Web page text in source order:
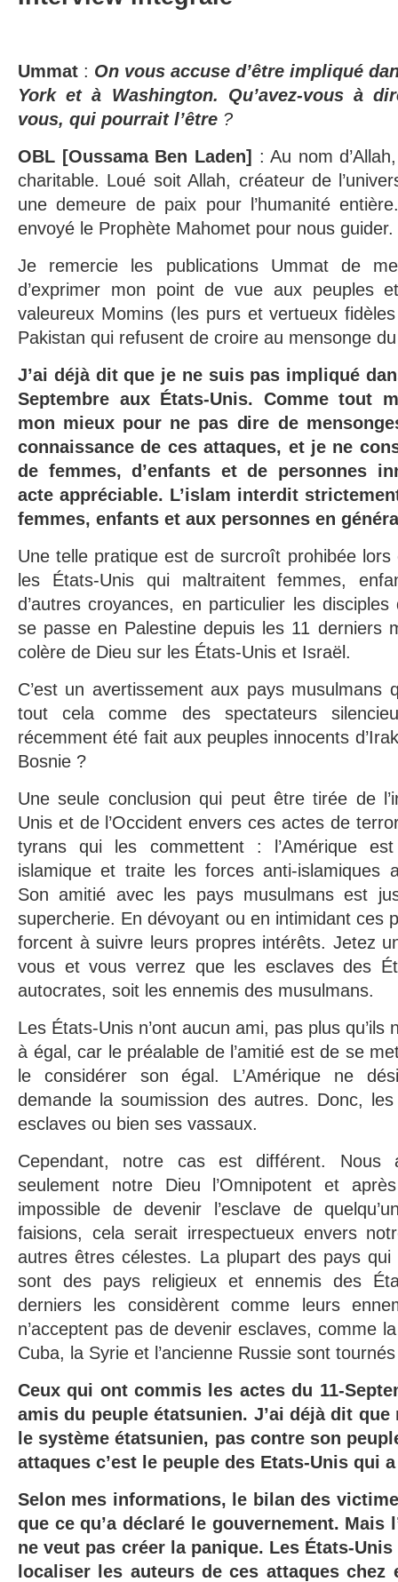
Ummat : On vous accuse d’être impliqué
York et à Washington. Qu’avez-vous à
vous, qui pourrait l’être ?
OBL [Oussama Ben Laden] : Au nom
charitable. Loué soit Allah, créateur de
une demeure de paix pour l’humanité
envoyé le Prophète Mahomet pour nous guider.
Je remercie les publications Ummat de me
d’exprimer mon point de vue aux peuples
valeureux Momins (les purs et vertueux
Pakistan qui refusent de croire au mensonge
J’ai déjà dit que je ne suis pas impliqué
Septembre aux États-Unis. Comme tout
mon mieux pour ne pas dire de
connaissance de ces attaques, et je ne
de femmes, d’enfants et de personnes
acte appréciable. L’islam interdit
femmes, enfants et aux personnes en
Une telle pratique est de surcroît prohibée lors
les États-Unis qui maltraitent femmes,
d’autres croyances, en particulier les disciples
se passe en Palestine depuis les 11 derniers
colère de Dieu sur les États-Unis et Israël.
C’est un avertissement aux pays musulmans
tout cela comme des spectateurs
récemment été fait aux peuples innocents
Bosnie ?
Une seule conclusion qui peut être tirée de
Unis et de l’Occident envers ces actes de
tyrans qui les commettent : l’Amérique
islamique et traite les forces anti-islamiques
Son amitié avec les pays musulmans est
supercherie. En dévoyant ou en intimidant ces
forcent à suivre leurs propres intérêts. Jetez
vous et vous verrez que les esclaves des
autocrates, soit les ennemis des musulmans.
Les États-Unis n’ont aucun ami, pas plus qu’ils
à égal, car le préalable de l’amitié est de se
le considérer son égal. L’Amérique ne
demande la soumission des autres. Donc,
esclaves ou bien ses vassaux.
Cependant, notre cas est différent. Nous
seulement notre Dieu l’Omnipotent et
impossible de devenir l’esclave de
faisions, cela serait irrespectueux envers
autres êtres célestes. La plupart des pays
sont des pays religieux et ennemis des
derniers les considèrent comme leurs
n’acceptent pas de devenir esclaves, comme
Cuba, la Syrie et l’ancienne Russie sont
Ceux qui ont commis les actes du 11-
amis du peuple étatsunien. J’ai déjà dit
le système étatsunien, pas contre son
attaques c’est le peuple des Etats-Unis qui
Selon mes informations, le bilan des
que ce qu’a déclaré le gouvernement. Mais
ne veut pas créer la panique. Les États-
localiser les auteurs de ces attaques